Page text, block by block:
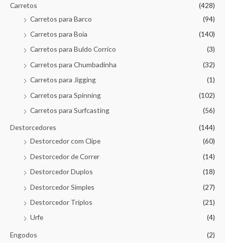
Carretos
(428)
Carretos para Barco
(94)
Carretos para Boia
(140)
Carretos para Buldo Corrico
(3)
Carretos para Chumbadinha
(32)
Carretos para Jigging
(1)
Carretos para Spinning
(102)
Carretos para Surfcasting
(56)
Destorcedores
(144)
Destorcedor com Clipe
(60)
Destorcedor de Correr
(14)
Destorcedor Duplos
(18)
Destorcedor Simples
(27)
Destorcedor Triplos
(21)
Urfe
(4)
Engodos (2)